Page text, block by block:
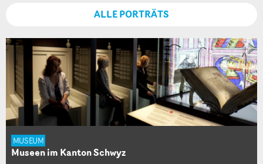
ALLE PORTRÄTS
MUSEUM
Museen im Kanton Schwyz